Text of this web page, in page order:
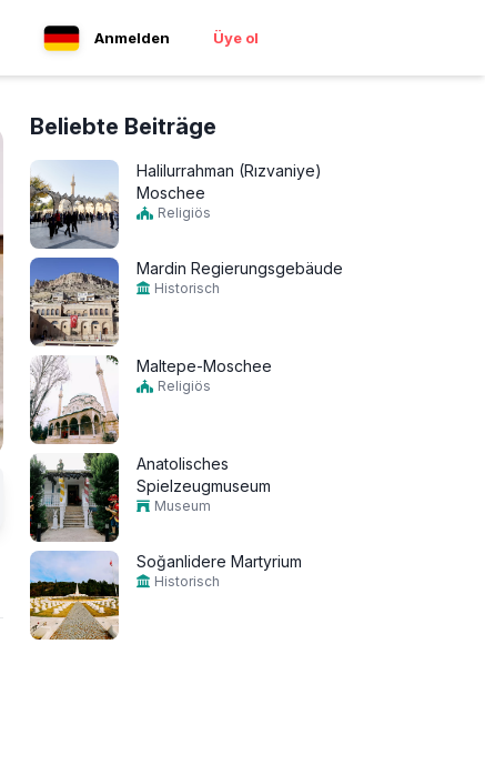
Anmelden Üye ol
Beliebte Beiträge
Halilurrahman (Rızvaniye)
Moschee
Religiös
Mardin Regierungsgebäude
Historisch
Maltepe-Moschee
Religiös
Anatolisches
Spielzeugmuseum
Museum
Soğanlidere Martyrium
Historisch